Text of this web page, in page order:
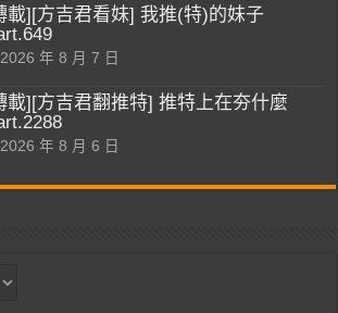
載][方吉君看妹] 我推(特)的妹子
2026 年 8 月 7 日
載][方吉君翻推特] 推特上在夯什麼
2026 年 8 月 6 日